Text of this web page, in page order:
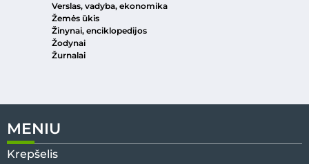
Verslas, vadyba, ekonomika
Žemės ūkis
Žinynai, enciklopedijos
Žodynai
Žurnalai
MENIU
Krepšelis